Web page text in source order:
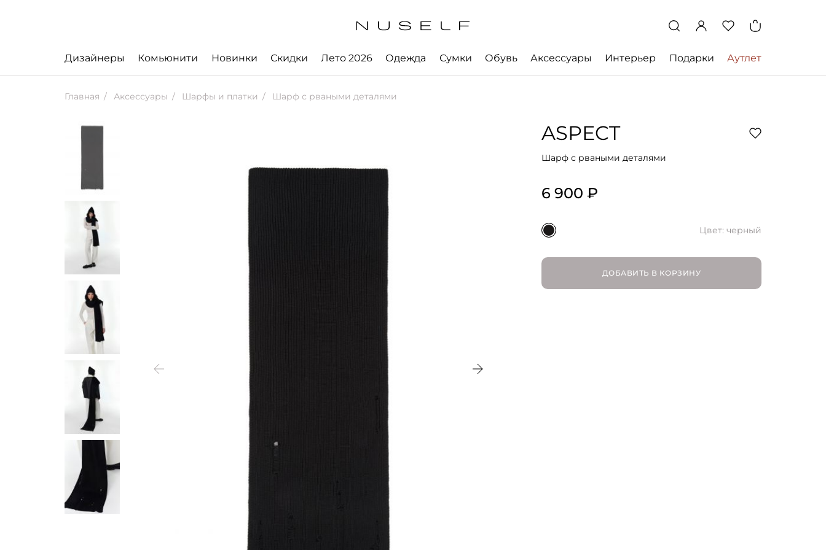
Дизайнеры Комьюнити Новинки Скидки Лето 2026 Одежда Сумки Обувь Аксессуары Интерьер Подарки Аутлет
Главная Аксессуары Шарфы и платки Шарф с рваными деталями
ASPECT
Шарф с рваными деталями
6 900 ₽
Цвет: черный
ДОБАВИТЬ В КОРЗИНУ